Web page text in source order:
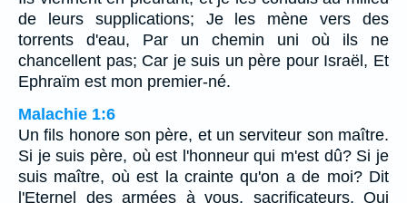
de leurs supplications; Je les mène vers des
torrents d'eau, Par un chemin uni où ils ne
chancellent pas; Car je suis un père pour Israël, Et
Ephraïm est mon premier-né.
Malachie 1:6
Un fils honore son père, et un serviteur son maître.
Si je suis père, où est l'honneur qui m'est dû? Si je
suis maître, où est la crainte qu'on a de moi? Dit
l'Eternel des armées à vous, sacrificateurs, Qui